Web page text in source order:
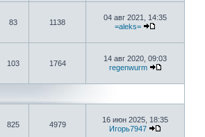
83 1138
04 авг 2021, 14:35
=aleks=
103 1764
14 авг 2020, 09:03
regenwurm
825 4979
16 июн 2025, 18:35
Игорь7947